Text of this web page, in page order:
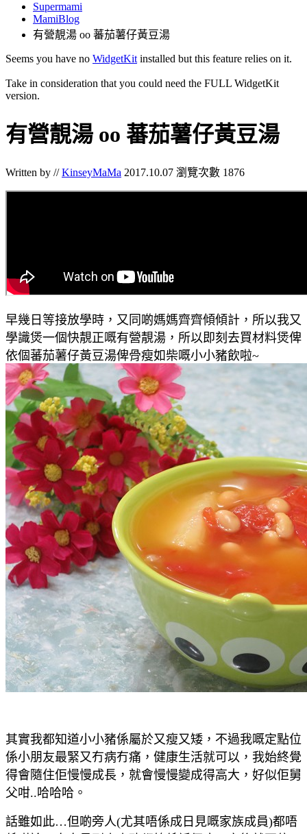
Supermami
MamiBlog
有營靚湯 oo 蕃茄薯仔黃豆湯
Seems you have no WidgetKit installed but this feature relies on it.
Take in consideration that you could need the FULL WidgetKit
version.
有營靚湯 oo 蕃茄薯仔黃豆湯
Written by //KinseyMaMa 2017.10.07 瀏覽次數 1876
早幾日等接放學時，又同啲媽媽齊齊傾傾計，所以我又
學識煲一個快靚正嘅有營靚湯，所以即刻去買材料煲俾
依個蕃茄薯仔黃豆湯俾骨瘦如柴嘅小小豬飲啦~
其實我都知道小小豬係屬於又瘦又矮，不過我嘅定點位
係小朋友最緊又冇病冇痛，健康生活就可以，我始終覺
得會隨住佢慢慢成長，就會慢慢變成得高大，好似佢舅
父咁..哈哈哈。
話雖如此…但啲旁人(尤其唔係成日見嘅家族成員)都唔